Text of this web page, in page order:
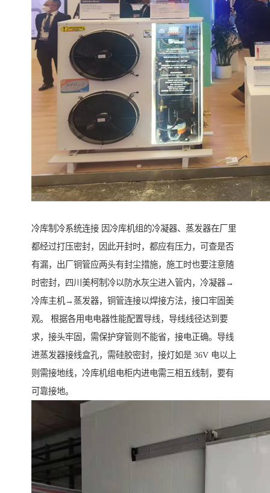
冷库制冷系统连接 因冷库机组的冷凝器、蒸发器在厂里
都经过打压密封，因此开封时，都应有压力，可查是否
有漏，出厂铜管应两头有封尘措施，施工时也要注意随
时密封，四川美柯制冷以防水灰尘进入管内，冷凝器→
冷库主机→蒸发器，铜管连接以焊接方法，接口牢固美
观。 根据各用电电器性能配置导线，导线线径达到要
求，接头牢固，需保护穿管则不能省，接电正确。导线
进蒸发器接线盒孔，需硅胶密封，接灯如是 36V 电以上
则需接地线，冷库机组电柜内进电需三相五线制，要有
可靠接地。